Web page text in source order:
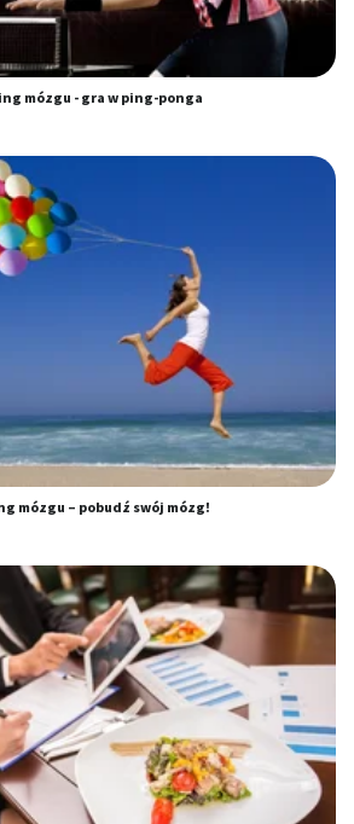
mózgu - gra w ping-ponga
mózgu – pobudź swój mózg!